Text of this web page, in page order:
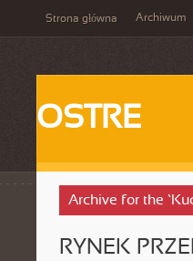
Strona główna Archiwum
OSTRE
Archive for the
RYNEK